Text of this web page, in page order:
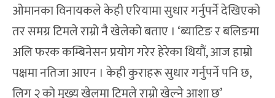
ओमानका विनायकले केही एरियामा सुधार गर्नुपर्ने देखिएको
तर समग्र टिमले राम्रो नै खेलेको बताए । ‘ब्याटिङ र बलिङमा
अलि फरक कम्बिनेसन प्रयोग गरेर हेरेका थियौं, आज हाम्रो
पक्षमा नतिजा आएन । केही कुराहरू सुधार गर्नुपर्ने पनि छ,